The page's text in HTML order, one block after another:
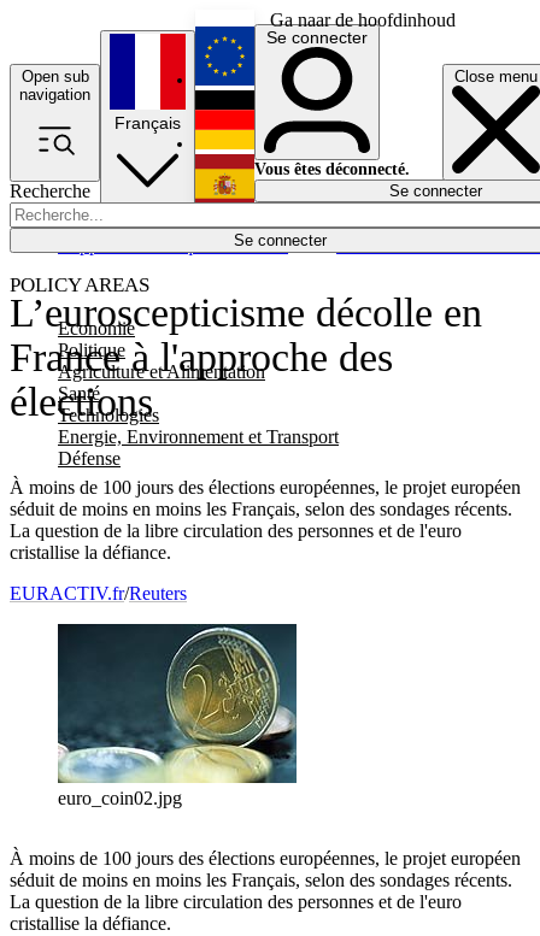
Ga naar de hoofdinhoud
Open sub
navigation
Close menu
Recherche
Se connecter
POLICY AREAS
Economie
Politique
Agriculture et Alimentation
Santé
Technologies
Energie, Environnement et Transport
Défense
Économie
Français
English
Deutsch
Español
Se connecter
Vous êtes déconnecté.
Se connecter
L’euroscepticisme décolle en
France à l'approche des
élections
À moins de 100 jours des élections européennes, le projet européen
séduit de moins en moins les Français, selon des sondages récents.
La question de la libre circulation des personnes et de l'euro
cristallise la défiance.
EURACTIV.fr/Reuters
euro_coin02.jpg
À moins de 100 jours des élections européennes, le projet européen
séduit de moins en moins les Français, selon des sondages récents.
La question de la libre circulation des personnes et de l'euro
cristallise la défiance.